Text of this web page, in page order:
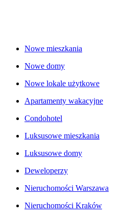
Nowe mieszkania
Nowe domy
Nowe lokale użytkowe
Apartamenty wakacyjne
Condohotel
Luksusowe mieszkania
Luksusowe domy
Deweloperzy
Nieruchomości Warszawa
Nieruchomości Kraków